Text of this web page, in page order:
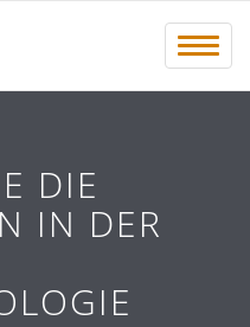
Menü
DIE
IN DER